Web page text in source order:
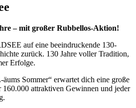
– mit großer Rubbellos-Aktion!
auf eine beeindruckende 130-
zurück. 130 Jahre voller Tradition,
Erfolge.
Sommer“ erwartet dich eine große
attraktiven Gewinnen und jeder